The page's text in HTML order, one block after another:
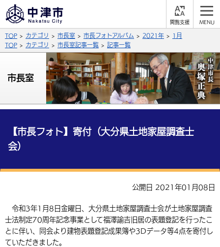
支
背景色
青 白
文字の大きさ
拡大 標準 縮小
英語（English） 中国語（簡体字）
中国語（繁体字）
公式SNS
X (Twitter) YouTube
サイト内検索
総合メニュー
くらしの情報
届出・登録・証明 保険・年金
健康・予防
税金 住宅・インフラ
環境・衛生 生涯学習・スポーツ・人権
事業者の方へ
産業・雇用
農林水産業 税金
都市整備
施設情報 子どもを預ける
手当・助成 健康・医療
観光・移住
観光なび スポットを探す
市政情報
TOP カテゴリ 市長室 市長フォトアルバム 2021年
1月
TOP
カテゴリ 市長室記事一覧 記事一覧
市長室
【市長フォト】寄付（大分県土地家屋調査士
会）
公開日 2021年01月08日
令和3年1月8日金曜日、大分県土地家屋調査士会が土地家屋調査
士法制定70周年記念事業として福澤諭吉旧居の表題登記を行ったこ
とに伴い、同会より建物表題登記成果簿や3Dデータ等4点を寄付し
ていただきました。